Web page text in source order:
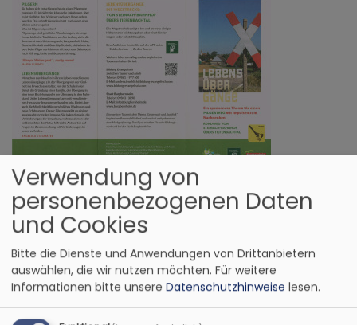
Bildrechte Be
Die Pilgertour "Lebensübergänge" nimmt Sie mit
auf einen Weg durch das Tiefenbachtal.
Auf der Pilgertour sind Sie eingeladen, sich von
Impulsen und Orten auf dem Weg inspirieren zu
lassen, die den eigenen Lebensweg aufgreifen. So
bietet beispielsweise ein riesiger Baum, dessen
Wurzeln offenliegen, Raum für die Frage nach
Verwendung von
personenbezogenen Daten
und Cookies
Bitte die Dienste und Anwendungen von Drittanbietern
auswählen, die wir nutzen möchten. Für weitere
Informationen bitte unsere Datenschutzhinweise lesen.